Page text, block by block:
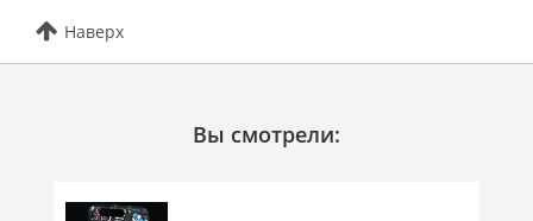
Наверх
Вы смотрели: